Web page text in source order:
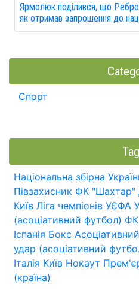
Ярмолюк поділився, що
як отримав запрошення до
Спорт
Національна збірна
Півзахисник ФК "Шахтар"
Київ Ліга чемпіонів УЄФА
(асоціативний футбол)
Іспанія Бокс
удар (асоціативний
Італія Київ Нокаут
(країна)